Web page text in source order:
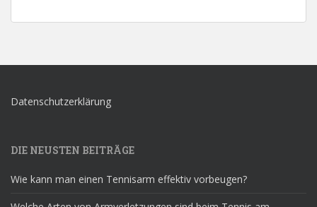
Datenschutzerklärung
DIE NEUSTEN BEITRÄGE
Wie kann man einen Tennisarm effektiv vorbeugen?